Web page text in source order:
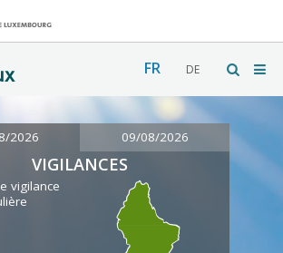
FR DE
2026 09/08/2026
VIGILANCES
vigilance